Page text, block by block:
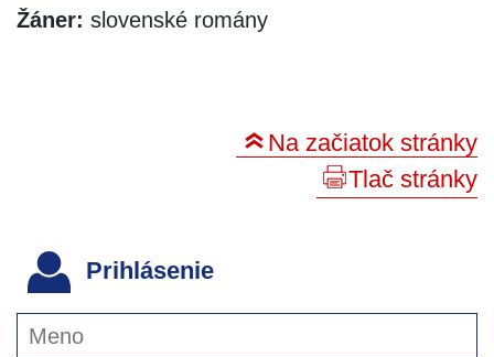
Žáner: slovenské romány
Na začiatok stránky
Tlač stránky
Prihlásenie